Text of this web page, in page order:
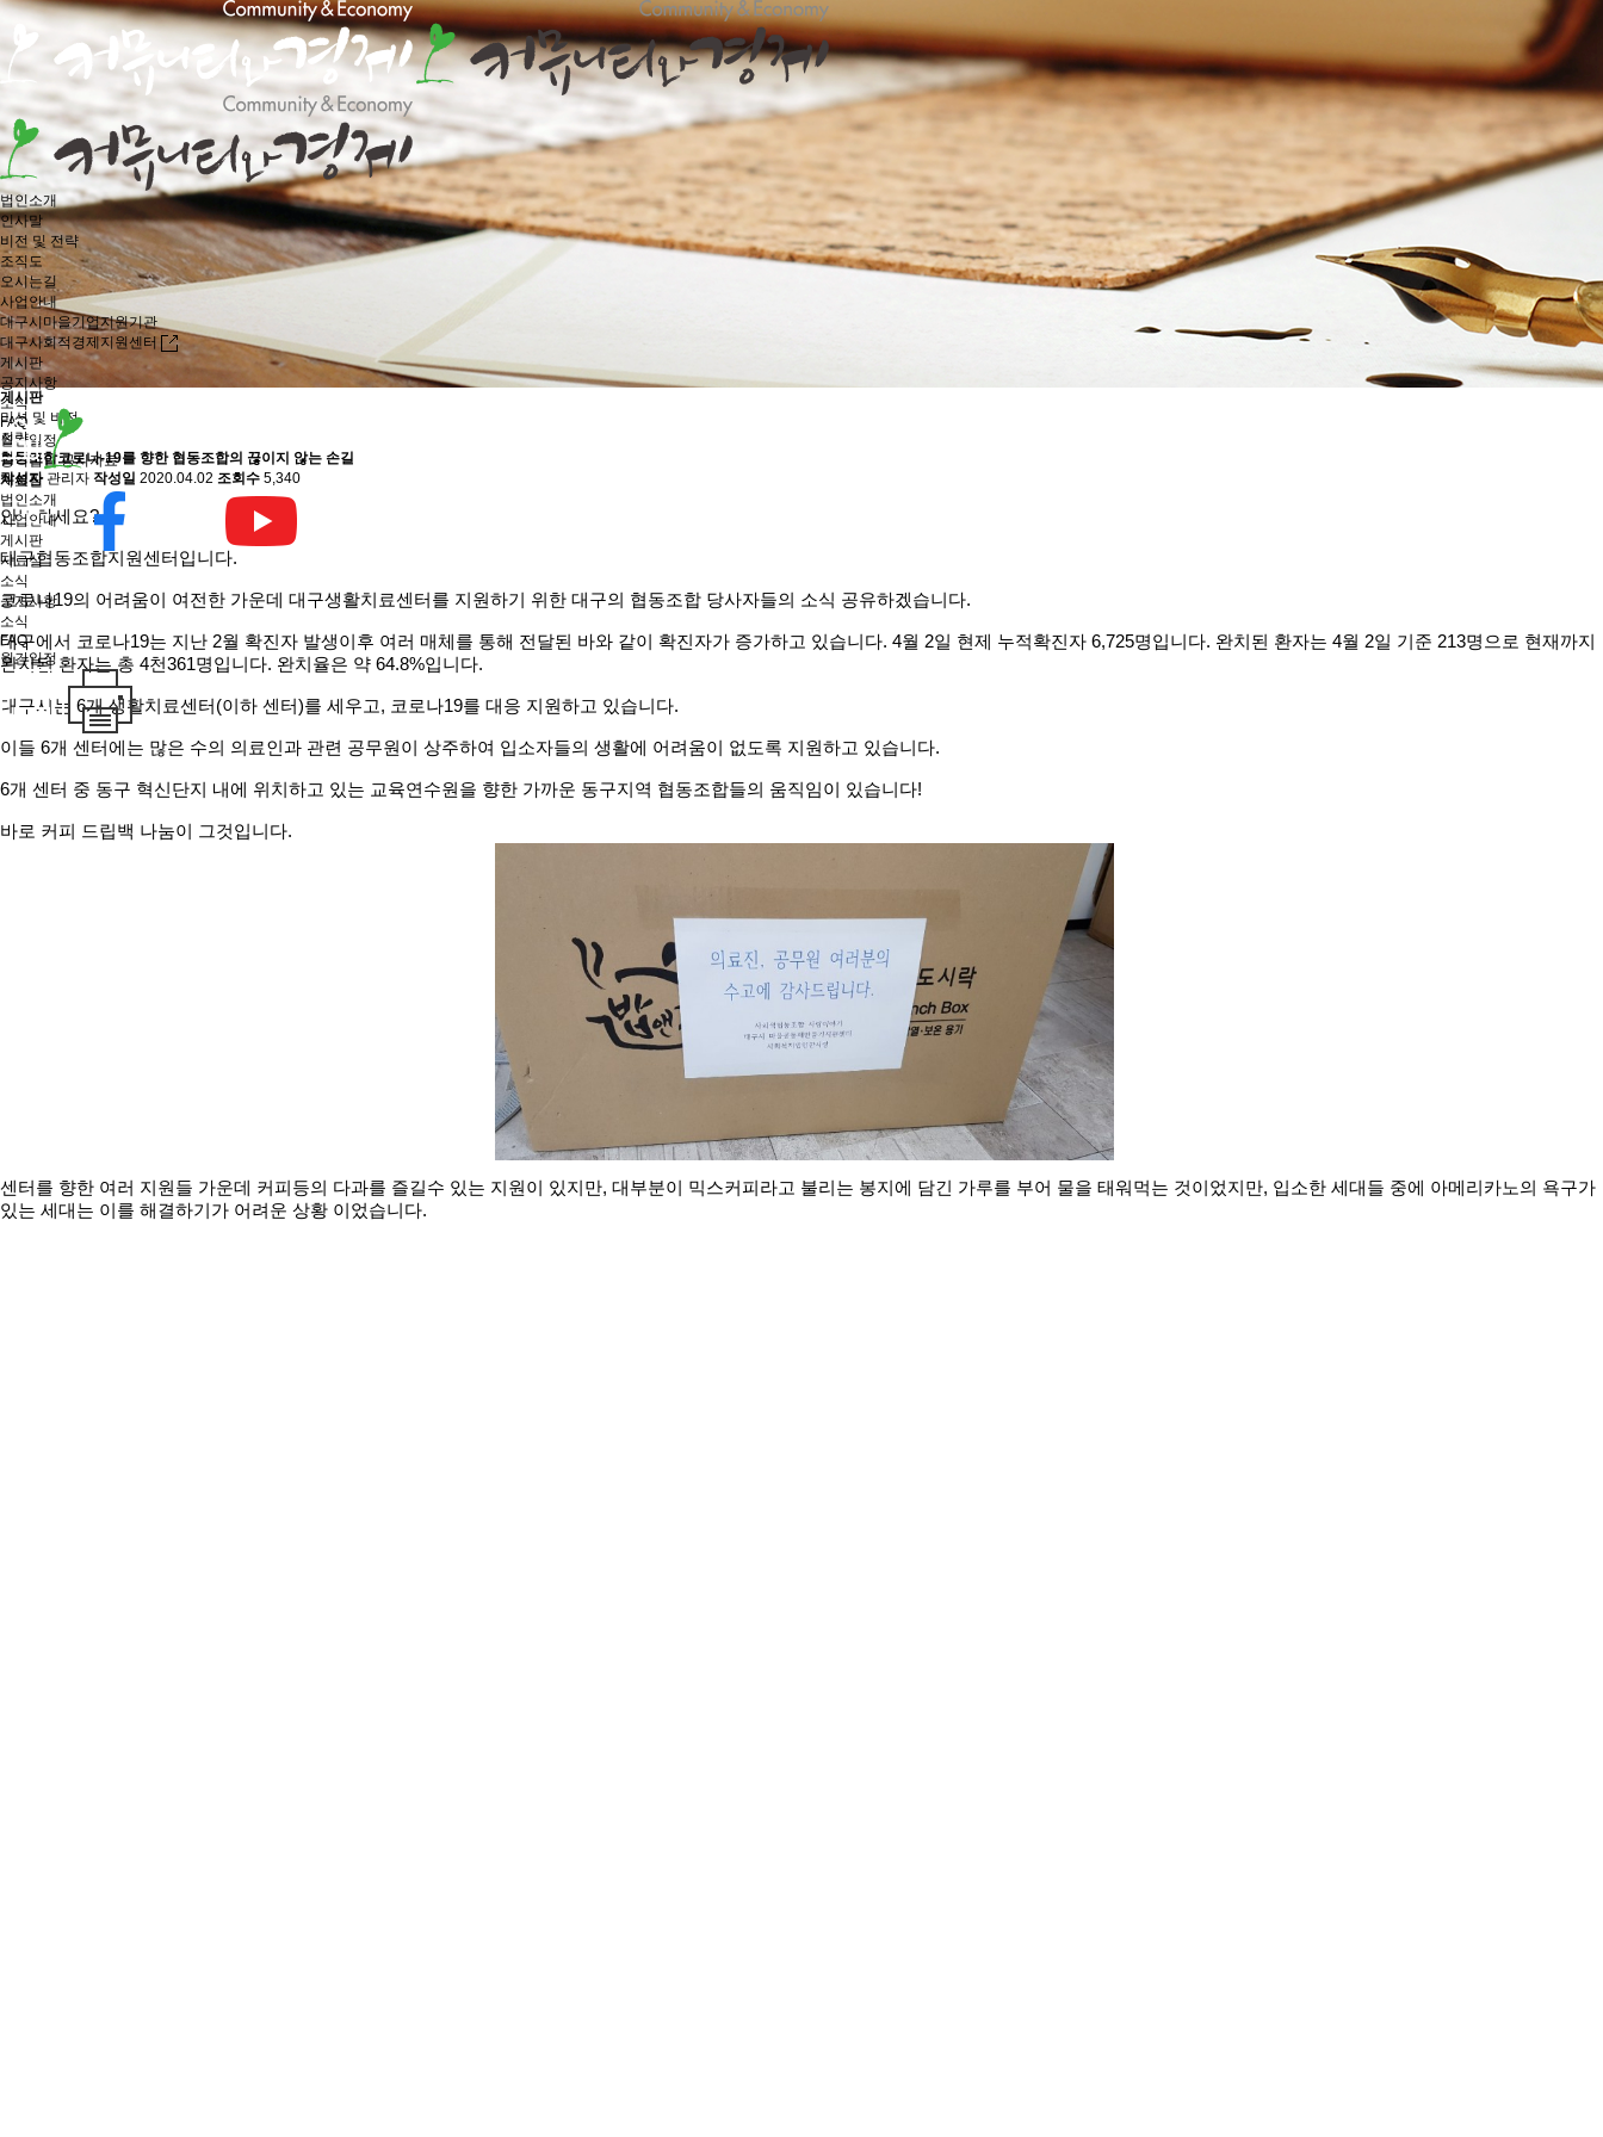
법인소개
인사말
비전 및 전략
조직도
오시는길
사업안내
대구시마을기업지원기관
대구사회적경제지원센터
게시판
공지사항
소식
FAQ
월간일정
공익법인 공시자료
자료실
게시판
게시판
법인소개
사업안내
게시판
자료실
소식
공지사항
소식
FAQ
월간일정
미션 및 비전
전략
협동조합코로나-19를 향한 협동조합의 끊이지 않는 손길
작성자관리자 작성일 2020.04.02 조회수 5,340
안녕하세요?
대구협동조합지원센터입니다.
코로나19의 어려움이 여전한 가운데 대구생활치료센터를 지원하기 위한 대구의 협동조합 당사자들의 소식 공유하겠습니다.
대구에서 코로나19는 지난 2월 확진자 발생이후 여러 매체를 통해 전달된 바와 같이 확진자가 증가하고 있습니다. 4월 2일 현제 누적확진자 6,725명입니다. 완치된 환자는 4월 2일 기준 213명으로 현재까지
완치된 환자는 총 4천361명입니다. 완치율은 약 64.8%입니다.
대구시는 6개 생활치료센터(이하 센터)를 세우고, 코로나19를 대응 지원하고 있습니다.
이들 6개 센터에는 많은 수의 의료인과 관련 공무원이 상주하여 입소자들의 생활에 어려움이 없도록 지원하고 있습니다.
6개 센터 중 동구 혁신단지 내에 위치하고 있는 교육연수원을 향한 가까운 동구지역 협동조합들의 움직임이 있습니다!
바로 커피 드립백 나눔이 그것입니다.
센터를 향한 여러 지원들 가운데 커피등의 다과를 즐길수 있는 지원이 있지만, 대부분이 믹스커피라고 불리는 봉지에 담긴 가루를 부어 물을 태워먹는 것이었지만, 입소한 세대들 중에 아메리카노의 욕구가
있는 세대는 이를 해결하기가 어려운 상황 이었습니다.